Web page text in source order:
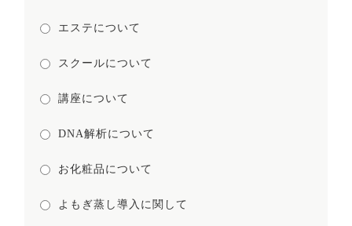
エステについて
スクールについて
講座について
DNA解析について
お化粧品について
よもぎ蒸し導入に関して